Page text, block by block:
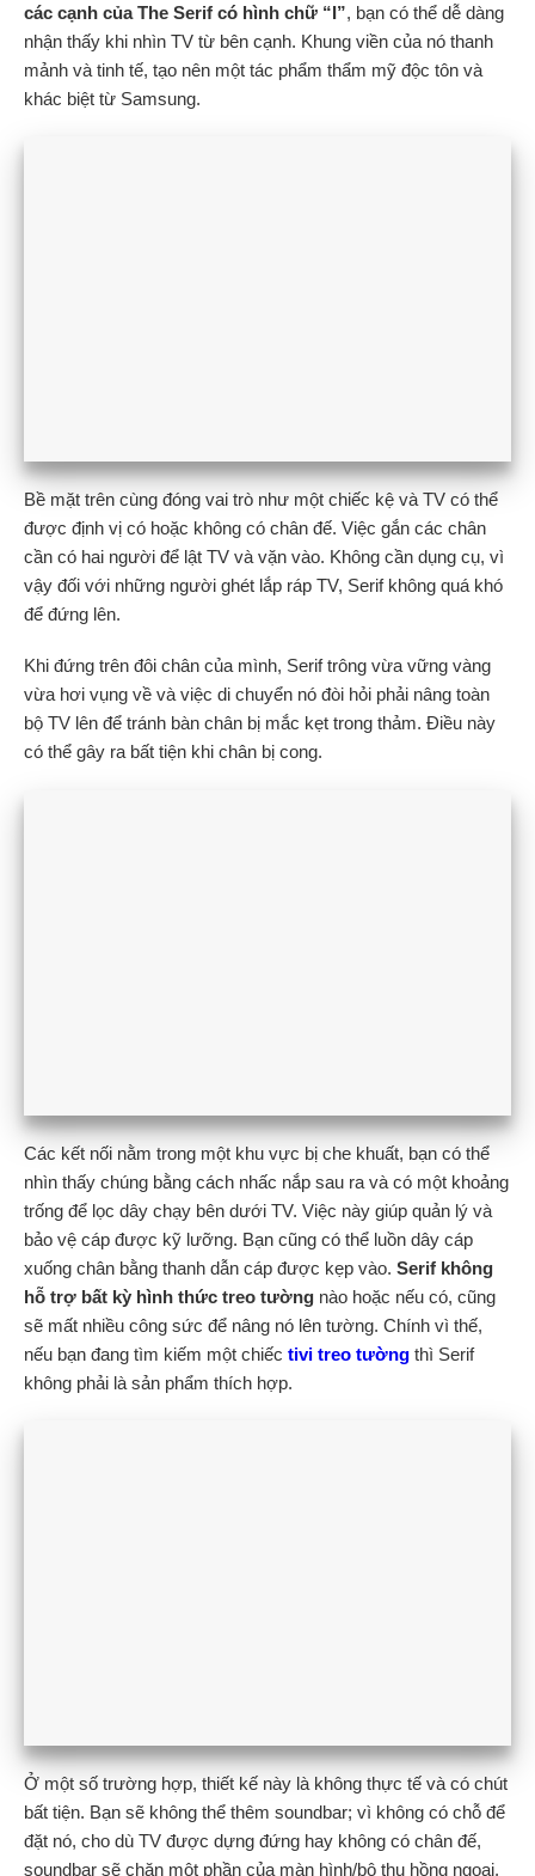
các cạnh của The Serif có hình chữ “I”, bạn có thể dễ dàng
nhận thấy khi nhìn TV từ bên cạnh. Khung viền của nó thanh
mảnh và tinh tế, tạo nên một tác phẩm thẩm mỹ độc tôn và
khác biệt từ Samsung.
Bề mặt trên cùng đóng vai trò như một chiếc kệ và TV có thể
được định vị có hoặc không có chân đế. Việc gắn các chân
cần có hai người để lật TV và vặn vào. Không cần dụng cụ, vì
vậy đối với những người ghét lắp ráp TV, Serif không quá khó
để đứng lên.
Khi đứng trên đôi chân của mình, Serif trông vừa vững vàng
vừa hơi vụng về và việc di chuyển nó đòi hỏi phải nâng toàn
bộ TV lên để tránh bàn chân bị mắc kẹt trong thảm. Điều này
có thể gây ra bất tiện khi chân bị cong.
Các kết nối nằm trong một khu vực bị che khuất, bạn có thể
nhìn thấy chúng bằng cách nhấc nắp sau ra và có một khoảng
trống để lọc dây chạy bên dưới TV. Việc này giúp quản lý và
bảo vệ cáp được kỹ lưỡng. Bạn cũng có thể luồn dây cáp
xuống chân bằng thanh dẫn cáp được kẹp vào. Serif không
hỗ trợ bất kỳ hình thức treo tường nào hoặc nếu có, cũng
sẽ mất nhiều công sức để nâng nó lên tường. Chính vì thế,
nếu bạn đang tìm kiếm một chiếc tivi treo tường thì Serif
không phải là sản phẩm thích hợp.
Ở một số trường hợp, thiết kế này là không thực tế và có chút
bất tiện. Bạn sẽ không thể thêm soundbar; vì không có chỗ để
đặt nó, cho dù TV được dựng đứng hay không có chân đế,
soundbar sẽ chặn một phần của màn hình/bộ thu hồng ngoại,